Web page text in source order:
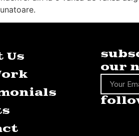
Us
our